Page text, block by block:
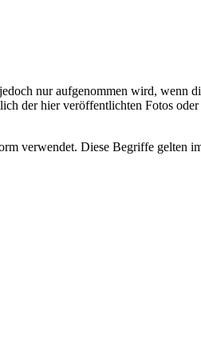
nur aufgenommen wird, wenn
der hier veröffentlichten Fotos
verwendet. Diese Begriffe gelten